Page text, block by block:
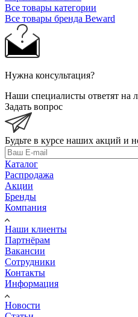
Все товары категории
Все товары бренда Beward
Нужна консультация?
Наши специалисты ответят на
Задать вопрос
Будьте в курсе наших акций и
Каталог
Распродажа
Акции
Бренды
Компания
Наши клиенты
Партнёрам
Вакансии
Сотрудники
Контакты
Информация
Новости